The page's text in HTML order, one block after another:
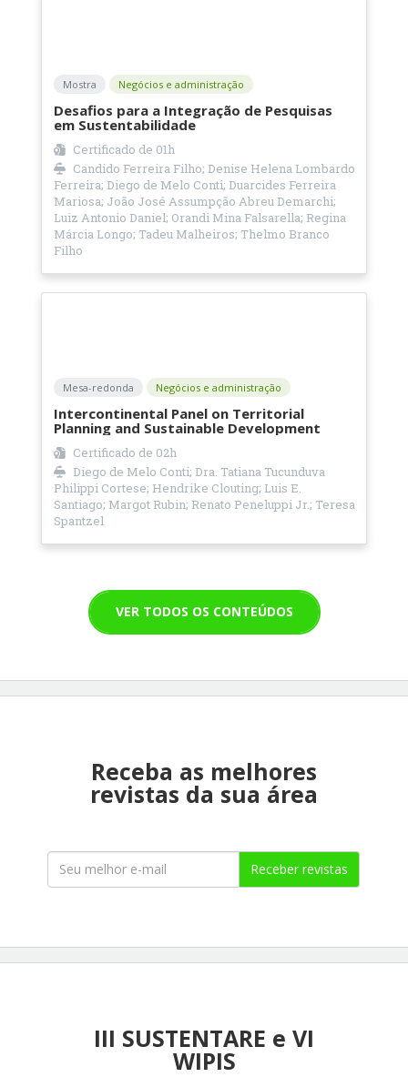
Mostra Negócios e administração
Desafios para a Integração de Pesquisas
em Sustentabilidade
Certificado de 01h
Candido Ferreira Filho; Denise Helena Lombardo
Ferreira; Diego de Melo Conti; Duarcides Ferreira
Mariosa; João José Assumpção Abreu Demarchi;
Luiz Antonio Daniel; Orandi Mina Falsarella; Regina
Márcia Longo; Tadeu Malheiros; Thelmo Branco
Filho
Mesa-redonda Negócios e administração
Intercontinental Panel on Territorial
Planning and Sustainable Development
Certificado de 02h
Diego de Melo Conti; Dra. Tatiana Tucunduva
Philippi Cortese; Hendrike Clouting; Luis E.
Santiago; Margot Rubin; Renato Peneluppi Jr.; Teresa
Spantzel
VER TODOS OS CONTEÚDOS
Receba as melhores
revistas da sua área
Receber revistas
III SUSTENTARE e VI
WIPIS